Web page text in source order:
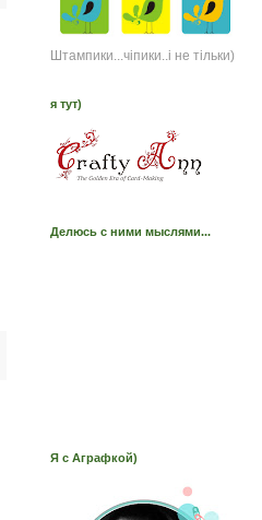
Штампики...чіпики..і не тільки)
я тут)
Делюсь с ними мыслями...
Я с Аграфкой)